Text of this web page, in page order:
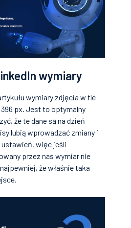
wymiary
wymiary zdjęcia w tle
396 px. Jest to optymalny
że te dane są na dzień
lubią wprowadzać zmiany i
więc jeśli
przez nas wymiar nie
że właśnie taka